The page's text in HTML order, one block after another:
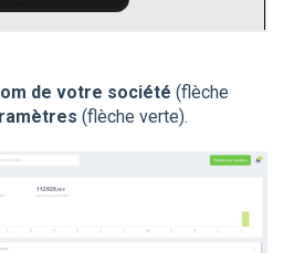
de votre société (flèche
(flèche verte).